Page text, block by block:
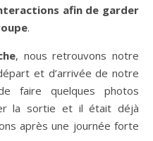
afin de garder
.
, nous retrouvons notre
et d’arrivée de notre
faire quelques photos
la sortie et il était déjà
après une journée forte